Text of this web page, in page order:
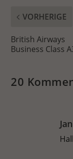
VORHERIGE
British Airways
Business Class
20
Jan